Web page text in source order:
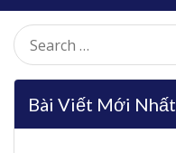
Search
for:
Bài Viết Mới Nhất